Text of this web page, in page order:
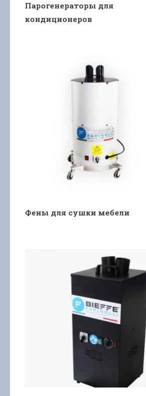
Парогенераторы для
кондиционеров
Фены для сушки мебели